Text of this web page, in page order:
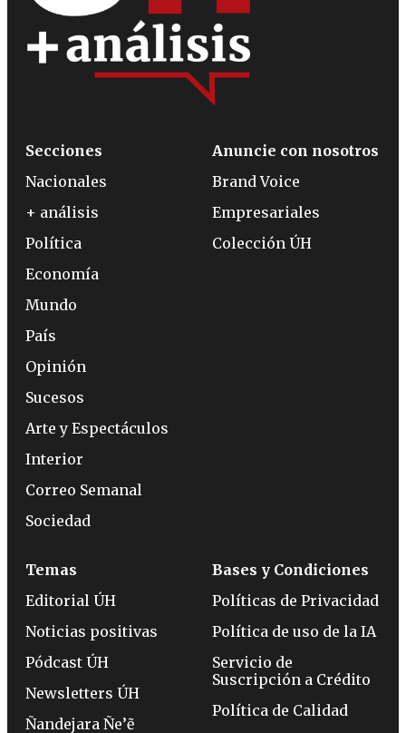
Secciones
Nacionales
+ análisis
Política
Economía
Mundo
País
Opinión
Sucesos
Arte y Espectáculos
Interior
Correo Semanal
Sociedad
Anuncie con nosotros
Brand Voice
Empresariales
Colección ÚH
Temas
Editorial ÚH
Noticias positivas
Pódcast ÚH
Newsletters ÚH
Ñandejara Ñe’ẽ
Bases y Condiciones
Políticas de Privacidad
Política de uso de la IA
Servicio de
Suscripción a Crédito
Política de Calidad